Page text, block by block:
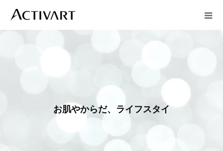
お肌やからだ、 ライフスタイル